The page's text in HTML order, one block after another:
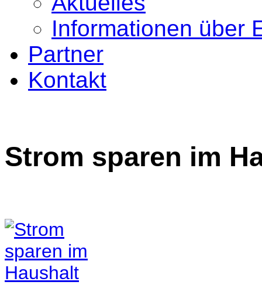
Informationen über
Partner
Kontakt
Strom sparen im